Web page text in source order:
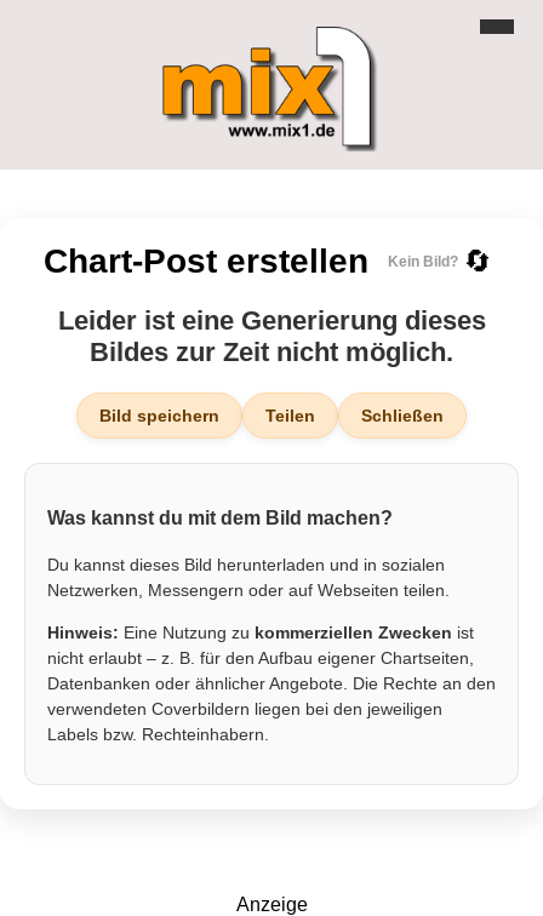
Chart-Post erstellen Kein Bild? 🔄
Leider ist eine Generierung dieses
Bildes zur Zeit nicht möglich.
Bild speichern Teilen Schließen
Was kannst du mit dem Bild machen?
Du kannst dieses Bild herunterladen und in sozialen
Netzwerken, Messengern oder auf Webseiten teilen.
Hinweis: Eine Nutzung zu kommerziellen Zwecken ist
nicht erlaubt – z. B. für den Aufbau eigener Chartseiten,
Datenbanken oder ähnlicher Angebote. Die Rechte an den
verwendeten Coverbildern liegen bei den jeweiligen
Labels bzw. Rechteinhabern.
Anzeige